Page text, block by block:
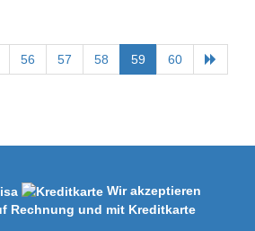
56 57 58 59 60
Wir akzeptieren
Rechnung und mit Kreditkarte